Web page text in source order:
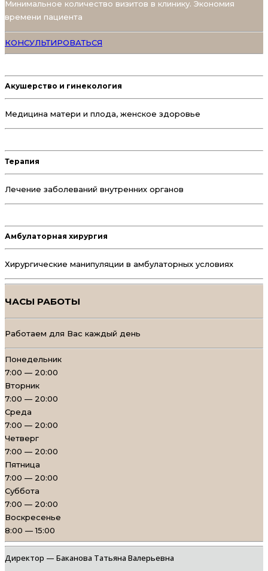
Минимальное количество визитов в клинику. Экономия
времени пациента
КОНСУЛЬТИРОВАТЬСЯ
Акушерство и гинекология
Медицина матери и плода, женское здоровье
Терапия
Лечение заболеваний внутренних органов
Амбулаторная хирургия
Хирургические манипуляции в амбулаторных условиях
ЧАСЫ РАБОТЫ
Работаем для Вас каждый день
Понедельник
7:00 — 20:00
Вторник
7:00 — 20:00
Среда
7:00 — 20:00
Четверг
7:00 — 20:00
Пятница
7:00 — 20:00
Суббота
7:00 — 20:00
Воскресенье
8:00 — 15:00
Директор — Баканова Татьяна Валерьевна